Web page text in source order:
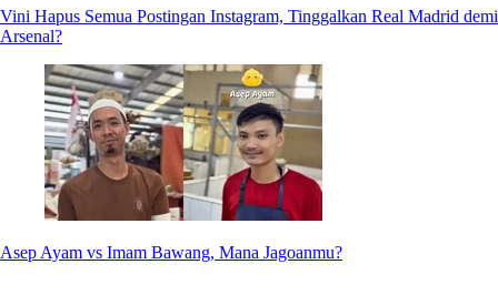
Vini Hapus Semua Postingan Instagram, Tinggalkan Real Madrid demi
Arsenal?
Asep Ayam vs Imam Bawang, Mana Jagoanmu?